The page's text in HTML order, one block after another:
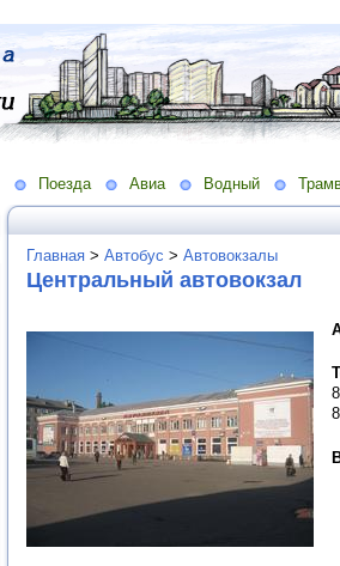
Поезда Авиа Водный
Главная > Автобус > Автовокзалы
Центральный автовокзал